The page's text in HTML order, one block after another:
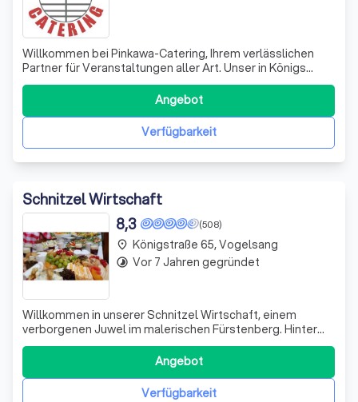
Willkommen bei Pinkawa-Catering, Ihrem verlässlichen
Partner für Veranstaltungen aller Art. Unser in Königs
Wusterhausen ansässiges Team bietet Ihnen einen
kreativen Veranstaltungsservice, der keine Wünsche
offen lässt. Von der Idee bis zur Realisierung Ihrer
Veranstaltung begleiten wir Sie mit unse
Verfügbarkeit
Angebot
Schnitzel Wirtschaft
(508)
8,3
Willkommen in unserer Schnitzel Wirtschaft, einem
verborgenen Juwel im malerischen Fürstenberg. Hinter
unserer rustikalen Fassade erwartet Sie ein gemütliches
Lokal, das sich durch seine kreative Speisekarte
auszeichnet. Wir sind stolz darauf, eine Vielzahl von
Schnitzel-, Burger- und Steakgerichten
Verfügbarkeit
Angebot
place Königstraße 65, Vogelsang
timelapse Vor 7 Jahren gegründet